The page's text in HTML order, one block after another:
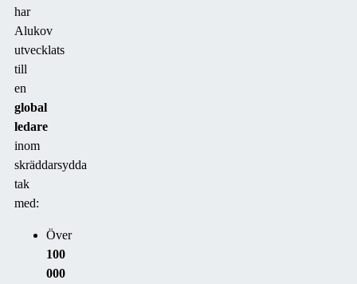
har
Alukov
utvecklats
till
en
global
ledare
inom
skräddarsydda
tak
med:
Över
100
000